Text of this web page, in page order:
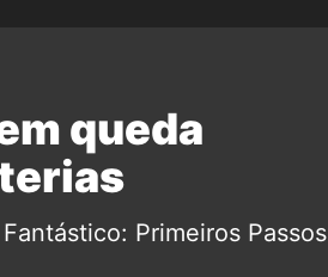
queda
Primeiros Passos